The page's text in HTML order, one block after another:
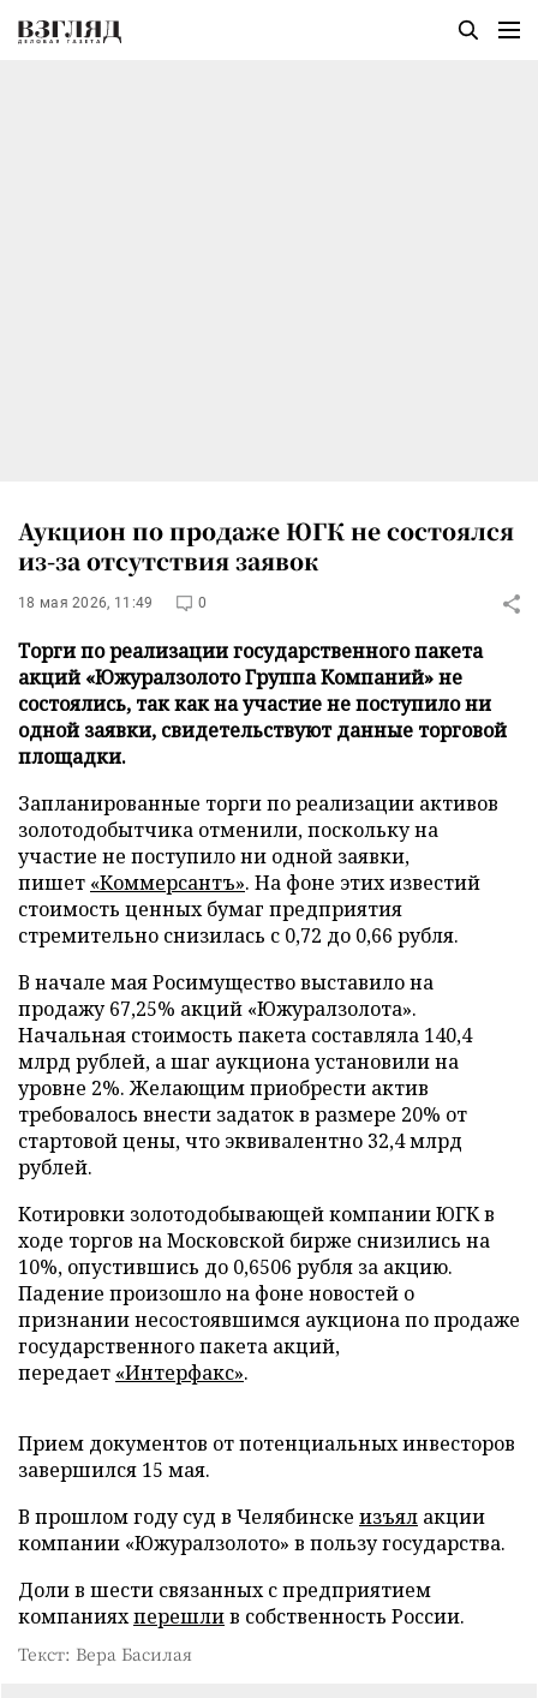
Аукцион по продаже ЮГК не состоялся
из-за отсутствия заявок
18 мая 2026, 11:49 0
Торги по реализации государственного пакета
акций «Южуралзолото Группа Компаний» не
состоялись, так как на участие не поступило ни
одной заявки, свидетельствуют данные торговой
площадки.
Запланированные торги по реализации активов
золотодобытчика отменили, поскольку на
участие не поступило ни одной заявки,
пишет «Коммерсантъ». На фоне этих известий
стоимость ценных бумаг предприятия
стремительно снизилась с 0,72 до 0,66 рубля.
В начале мая Росимущество выставило на
продажу 67,25% акций «Южуралзолота».
Начальная стоимость пакета составляла 140,4
млрд рублей, а шаг аукциона установили на
уровне 2%. Желающим приобрести актив
требовалось внести задаток в размере 20% от
стартовой цены, что эквивалентно 32,4 млрд
рублей.
Котировки золотодобывающей компании ЮГК в
ходе торгов на Московской бирже снизились на
10%, опустившись до 0,6506 рубля за акцию.
Падение произошло на фоне новостей о
признании несостоявшимся аукциона по продаже
государственного пакета акций,
передает «Интерфакс».
Прием документов от потенциальных инвесторов
завершился 15 мая.
В прошлом году суд в Челябинске изъял акции
компании «Южуралзолото» в пользу государства.
Доли в шести связанных с предприятием
компанияхперешлив собственность России.
Текст: Вера Басилая